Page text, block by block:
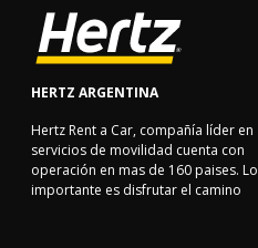
HERTZ ARGENTINA
Hertz Rent a Car, compañía líder en
servicios de movilidad cuenta con
operación en mas de 160 paises. Lo
importante es disfrutar el camino